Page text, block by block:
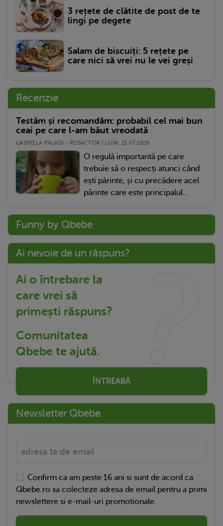
3 rețete de clătite de post de te
lingi pe degete
Salam de biscuiți: 5 rețete pe
care nici să vrei nu le vei greși
Recenzie
Testăm și recomandăm: probabil cel mai bun
ceai pe care l-am băut vreodată
GABRIELA PALADI - REDACTOR | LUNI, 15.07.2019
O regulă importantă pe care
trebuie să o respecți atunci când
ești părinte, și cu precădere acel
părinte care este principalul...
Funny by Qbebe
Ai nevoie de un răspuns?
Ai o întrebare la
care vrei să
primești răspuns?
Comunitatea
Qbebe te ajută.
ÎNTREABĂ
Newsletter Qbebe
Confirm ca am peste 16 ani si sunt de acord ca
Qbebe.ro sa colecteze adresa de email pentru a primi
newslettere si e-mail-uri promotionale.